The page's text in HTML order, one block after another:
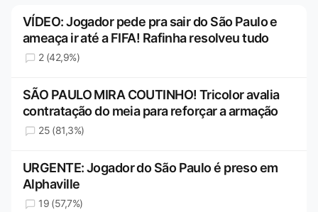
VÍDEO: Jogador pede pra sair do São Paulo e
ameaça ir até a FIFA! Rafinha resolveu tudo
2 (42,9%)
SÃO PAULO MIRA COUTINHO! Tricolor avalia
contratação do meia para reforçar a armação
25 (81,3%)
URGENTE: Jogador do São Paulo é preso em
Alphaville
19 (57,7%)